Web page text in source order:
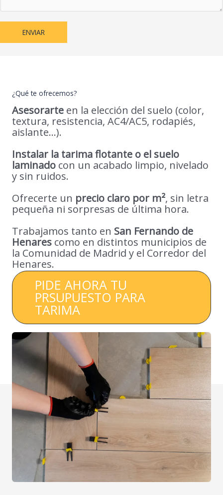
ENVIAR
¿Qué te ofrecemos?
Asesorarte en la elección del suelo (color,
textura, resistencia, AC4/AC5, rodapiés,
aislante…).
Instalar la tarima flotante o el suelo
laminado con un acabado limpio, nivelado
y sin ruidos.
Ofrecerte un precio claro por m², sin letra
pequeña ni sorpresas de última hora.
Trabajamos tanto en San Fernando de
Henares como en distintos municipios de
la Comunidad de Madrid y el Corredor del
Henares.
PIDE AHORA TU
PRSUPUESTO PARA
TARIMA